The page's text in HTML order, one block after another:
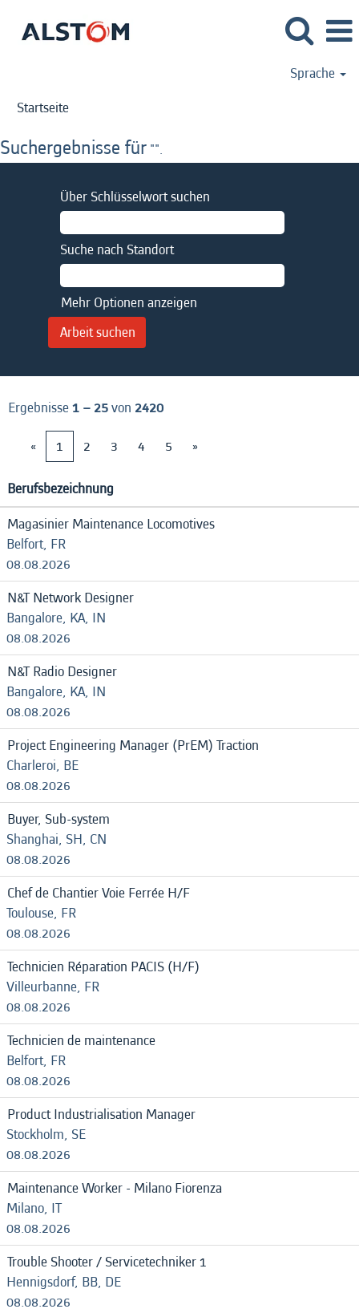
Sprache
Startseite
Suchergebnisse für "".
Über Schlüsselwort suchen
Suche nach Standort
Mehr Optionen anzeigen
Ergebnisse1 – 25von 2420
«
1 2 3 4 5 »
Berufsbezeichnung
Magasinier Maintenance Locomotives
Belfort, FR
08.08.2026
N&T Network Designer
Bangalore, KA, IN
08.08.2026
N&T Radio Designer
Bangalore, KA, IN
08.08.2026
Project Engineering Manager (PrEM) Traction
Charleroi, BE
08.08.2026
Buyer, Sub-system
Shanghai, SH, CN
08.08.2026
Chef de Chantier Voie Ferrée H/F
Toulouse, FR
08.08.2026
Technicien Réparation PACIS (H/F)
Villeurbanne, FR
08.08.2026
Technicien de maintenance
Belfort, FR
08.08.2026
Product Industrialisation Manager
Stockholm, SE
08.08.2026
Maintenance Worker - Milano Fiorenza
Milano, IT
08.08.2026
Trouble Shooter / Servicetechniker 1
Hennigsdorf, BB, DE
08.08.2026